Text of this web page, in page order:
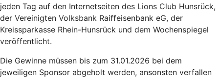
jeden Tag auf den Internetseiten des Lions Club Hunsrück,
der Vereinigten Volksbank Raiffeisenbank eG, der
Kreissparkasse Rhein-Hunsrück und dem Wochenspiegel
veröffentlicht.
Die Gewinne müssen bis zum 31.01.2026 bei dem
jeweiligen Sponsor abgeholt werden, ansonsten verfallen